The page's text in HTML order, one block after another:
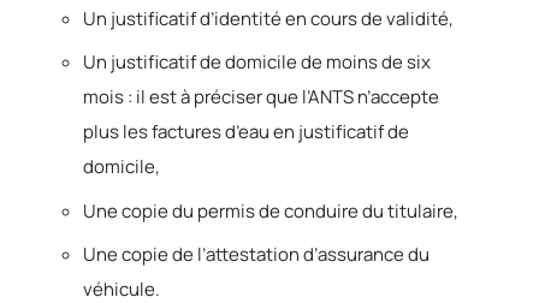
Un justificatif d’identité en cours de validité,
Un justificatif de domicile de moins de six
mois : il est à préciser que l’ANTS n’accepte
plus les factures d’eau en justificatif de
domicile,
Une copie du permis de conduire du titulaire,
Une copie de l’attestation d’assurance du
véhicule.